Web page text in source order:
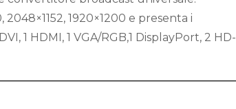
1920×1200 e presenta i
1 HDMI, 1 VGA/RGB,1 DisplayPort, 2 HD-